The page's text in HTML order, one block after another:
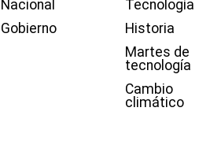
Nacional
Gobierno
Tecnología
Historia
Martes de
tecnología
Cambio
climático